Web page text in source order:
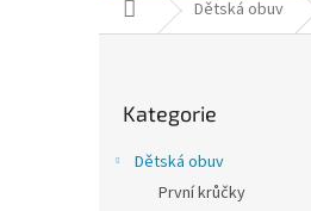
Domů Dětská obuv
kategorie
Kategorie
Dětská obuv
První krůčky